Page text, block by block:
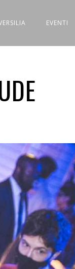
EVENTI